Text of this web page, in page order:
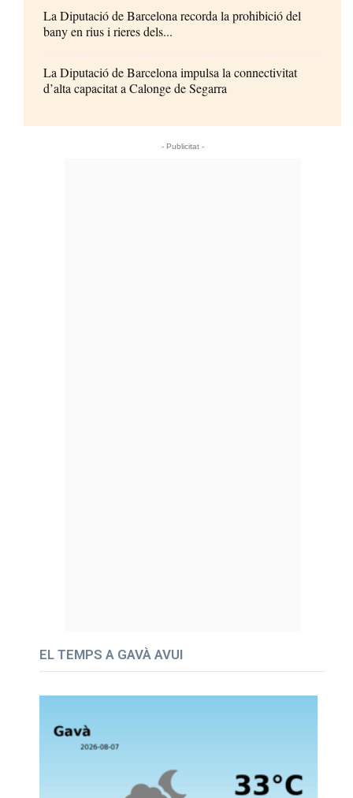
La Diputació de Barcelona recorda la prohibició del
bany en rius i rieres dels...
La Diputació de Barcelona impulsa la connectivitat
d’alta capacitat a Calonge de Segarra
- Publicitat -
EL TEMPS A GAVÀ AVUI